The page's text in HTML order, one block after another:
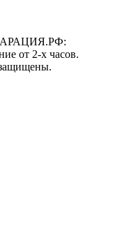
от 2-х часов.